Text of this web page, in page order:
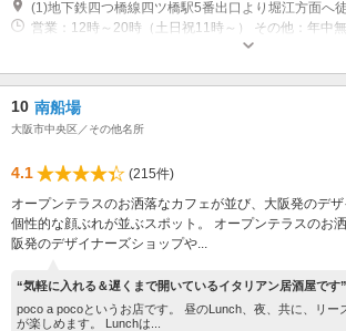
(1)地下鉄四つ橋線四ツ橋駅5番出口より堀江方面へ
営業：12時～20時（土日祝11時～） その他：年中
10 南船場
大阪市中央区／その他名所
4.1
(215件)
オープンテラスのお洒落なカフェが並び、大阪発のデザ
個性的な顔ぶれが並ぶスポット。 オープンテラスのお
阪発のデザイナーズショップや...
“気軽に入れる＆遅くまで開いているイタリアン居酒屋です”
poco a pocoというお店です。 昼のLunch、夜、共に、リー
が楽しめます。 Lunchは...